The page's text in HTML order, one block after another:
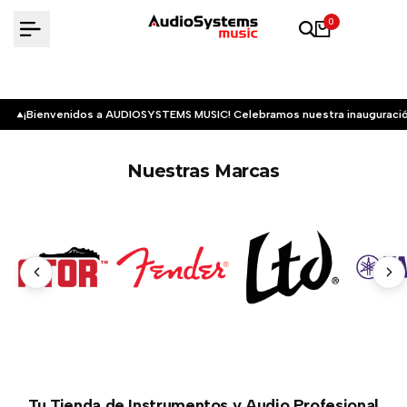
0
¡Bienvenidos a AUDIOSYSTEMS MUSIC! Celebramos nuestra
Nuestras Marcas